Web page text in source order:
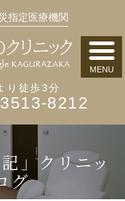
指定医療機関
り徒歩3分
8212
」クリニッ
グ